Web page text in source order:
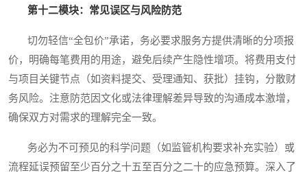
第十二模块：常见误区与风险防范
切勿轻信“全包价”承诺，务必要求服务方提供清晰的分项报
价，明确每笔费用的用途，避免后续产生隐性增项。将费用支付
与项目关键节点（如资料提交、受理通知、获批）挂钩，分散财
务风险。注意防范因文化或法律理解差异导致的沟通成本激增，
确保双方对需求的理解完全一致。
务必为不可预见的科学问题（如监管机构要求补充实验）或
流程延误预留至少百分之十五至百分之二十的应急预算。深入了